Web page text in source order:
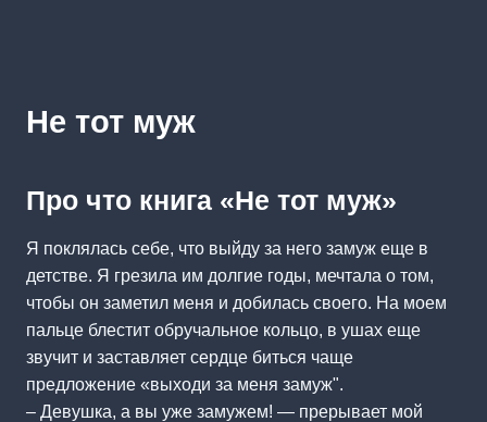
Не тот муж
Про что книга «Не тот муж»
Я поклялась себе, что выйду за него замуж еще в
детстве. Я грезила им долгие годы, мечтала о том,
чтобы он заметил меня и добилась своего. На моем
пальце блестит обручальное кольцо, в ушах еще
звучит и заставляет сердце биться чаще
предложение «выходи за меня замуж".
– Девушка, а вы уже замужем! — прерывает мой